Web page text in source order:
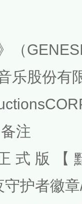
（
乐股份有
注
式版【
护者徽